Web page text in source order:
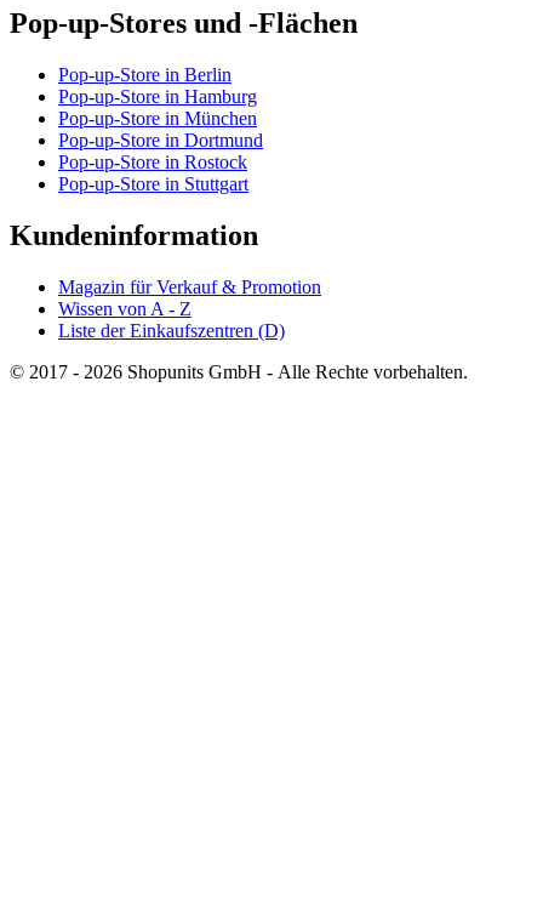
Pop-up-Stores und -Flächen
Pop-up-Store in Berlin
Pop-up-Store in Hamburg
Pop-up-Store in München
Pop-up-Store in Dortmund
Pop-up-Store in Rostock
Pop-up-Store in Stuttgart
Kundeninformation
Magazin für Verkauf & Promotion
Wissen von A - Z
Liste der Einkaufszentren (D)
© 2017 - 2026 Shopunits GmbH - Alle Rechte vorbehalten.